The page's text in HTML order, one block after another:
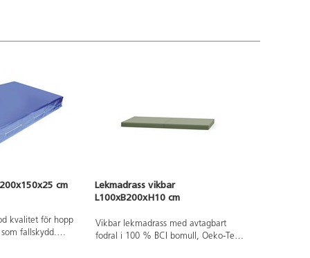
cm
kvalitet för hopp
fallskydd.
Lekmadrass vikbar
L100xB200xH10 cm
Vikbar lekmadrass med avtagbart
fodral i 100 % BCI bomull, Oeko-Tex